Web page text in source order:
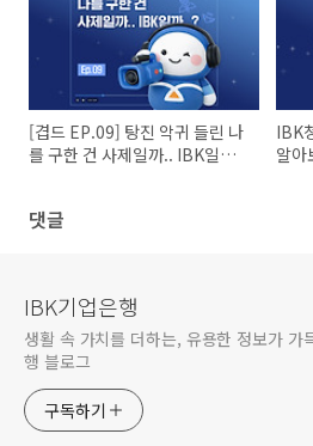
[겹드 EP.09] 탕진 악귀 들린 나
를 구한 건 사제일까.. IBK일
IBK
알아
댓글
IBK기업은행
생활 속 가치를 더하는, 유용한 정보가 가
행 블로그
구독하기